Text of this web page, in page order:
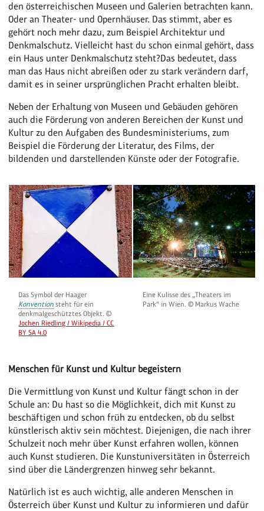
den österreichischen Museen und Galerien betrachten kann.
Oder an Theater- und Opernhäuser. Das stimmt, aber es
gehört noch mehr dazu, zum Beispiel Architektur und
Denkmalschutz. Vielleicht hast du schon einmal gehört, dass
ein Haus unter Denkmalschutz steht?Das bedeutet, dass
man das Haus nicht abreißen oder zu stark verändern darf,
damit es in seiner ursprünglichen Pracht erhalten bleibt.
Neben der Erhaltung von Museen und Gebäuden gehören
auch die Förderung von anderen Bereichen der Kunst und
Kultur zu den Aufgaben des Bundesministeriums, zum
Beispiel die Förderung der Literatur, des Films, der
bildenden und darstellenden Künste oder der Fotografie.
Das Symbol der Haager
Konvention steht für ein
denkmalgeschütztes Objekt. ©
Jochen Riedling / Wikipedia / CC
BY SA 4.0
Eine Kulisse des „Theaters im
Park“ in Wien. © Markus Wache
Menschen für Kunst und Kultur begeistern
Die Vermittlung von Kunst und Kultur fängt schon in der
Schule an: Du hast so die Möglichkeit, dich mit Kunst zu
beschäftigen und schon früh zu entdecken, ob du selbst
künstlerisch aktiv sein möchtest. Diejenigen, die nach ihrer
Schulzeit noch mehr über Kunst erfahren wollen, können
auch Kunst studieren. Die Kunstuniversitäten in Österreich
sind über die Ländergrenzen hinweg sehr bekannt.
Natürlich ist es auch wichtig, alle anderen Menschen in
Österreich über Kunst und Kultur zu informieren und dafür